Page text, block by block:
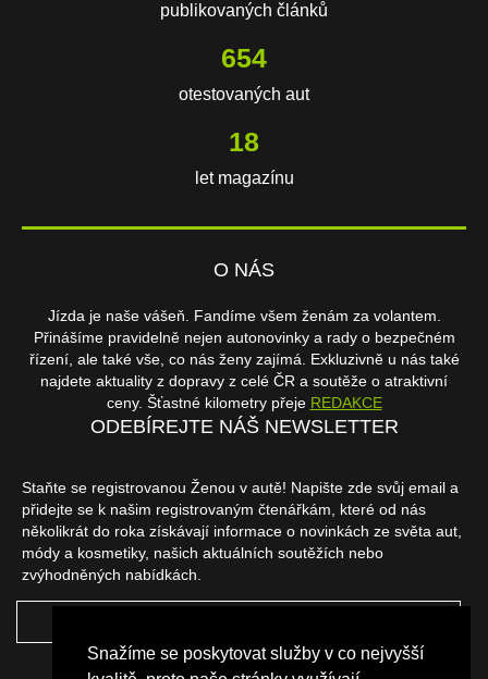
Snažíme se poskytovat služby v co nejvyšší
publikovaných článků
654
otestovaných aut
18
let magazínu
O NÁS
Jízda je naše vášeň. Fandíme všem ženám za volantem.
Přinášíme pravidelně nejen autonovinky a rady o bezpečném
řízení, ale také vše, co nás ženy zajímá. Exkluzivně u nás také
najdete aktuality z dopravy z celé ČR a soutěže o atraktivní
ceny. Šťastné kilometry přeje REDAKCE
ODEBÍREJTE NÁŠ NEWSLETTER
Staňte se registrovanou Ženou v autě! Napište zde svůj email a
přidejte se k našim registrovaným čtenářkám, které od nás
několikrát do roka získávají informace o novinkách ze světa aut,
módy a kosmetiky, našich aktuálních soutěžích nebo
zvýhodněných nabídkách.
NAŠI PARTNEŘI